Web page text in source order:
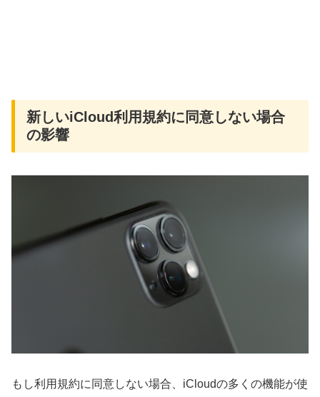
新しいiCloud利用規約に同意しない場合
の影響
もし利用規約に同意しない場合、iCloudの多くの機能が使